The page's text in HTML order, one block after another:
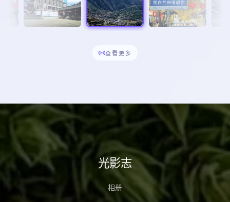
查看更多
光影志
相册